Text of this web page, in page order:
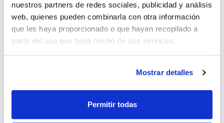
nuestros partners de redes sociales, publicidad y análisis
web, quienes pueden combinarla con otra información
que les haya proporcionado o que hayan recopilado a
partir del uso que haya hecho de sus servicios.
Mostrar detalles
Permitir todas
Volumen
1 mL(1)
Cyclohexane Ampoule 1 mL
Envase